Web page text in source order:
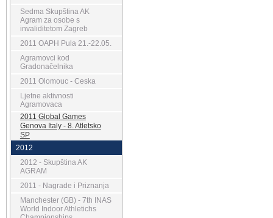
Sedma Skupština AK
Agram za osobe s
invaliditetom Zagreb
2011 OAPH Pula 21.-22.05.
Agramovci kod
Gradonačelnika
2011 Olomouc - Ceska
Ljetne aktivnosti
Agramovaca
2011 Global Games
Genova Italy - 8. Atletsko
SP
2012
2012 - Skupština AK
AGRAM
2011 - Nagrade i Priznanja
Manchester (GB) - 7th INAS
World Indoor Athletichs